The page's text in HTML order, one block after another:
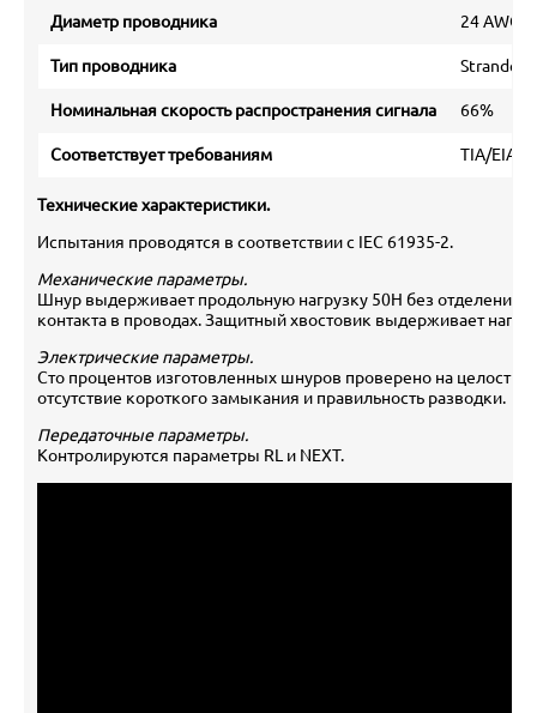
Диаметр проводника 24 AWG
Тип проводника Stranded
Номинальная скорость распространения сигнала 66%
Соответствует требованиям TIA/EIA
Технические характеристики.
Испытания проводятся в соответствии с IEC 61935-2.
Механические параметры.
Шнур выдерживает продольную нагрузку 50Н без отделения
контакта в проводах. Защитный хвостовик выдерживает
Электрические параметры.
Сто процентов изготовленных шнуров проверено на
отсутствие короткого замыкания и правильность разводки.
Передаточные параметры.
Контролируются параметры RL и NEXT.